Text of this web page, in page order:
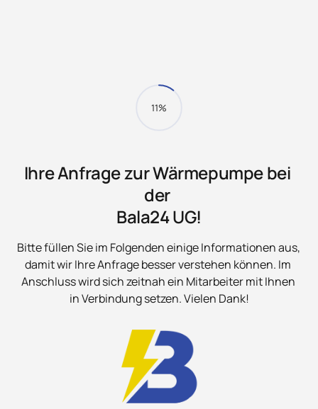
11%
Ihre Anfrage zur Wärmepumpe bei
der
Bala24 UG!
Bitte füllen Sie im Folgenden einige Informationen aus,
damit wir Ihre Anfrage besser verstehen können. Im
Anschluss wird sich zeitnah ein Mitarbeiter mit Ihnen
in Verbindung setzen. Vielen Dank!